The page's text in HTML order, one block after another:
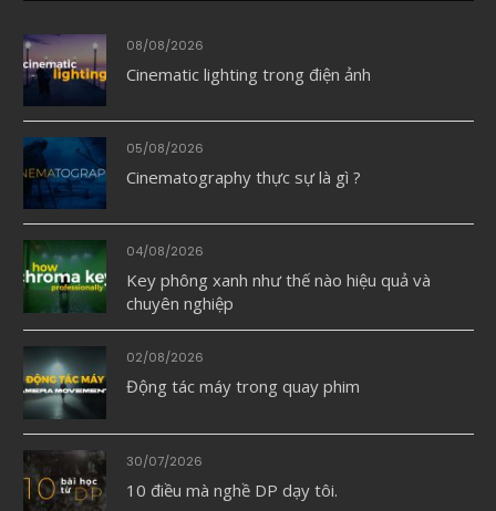
08/08/2026
Cinematic lighting trong điện ảnh
05/08/2026
Cinematography thực sự là gì ?
04/08/2026
Key phông xanh như thế nào hiệu quả và
chuyên nghiệp
02/08/2026
Động tác máy trong quay phim
30/07/2026
10 điều mà nghề DP dạy tôi.